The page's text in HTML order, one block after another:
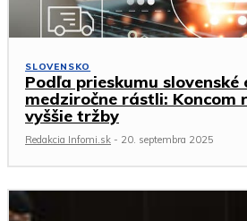
SLOVENSKO
Podľa prieskumu slovenské
medziročne rástli: Koncom
vyššie tržby
Redakcia Infomi.sk - 20. septembra 2025